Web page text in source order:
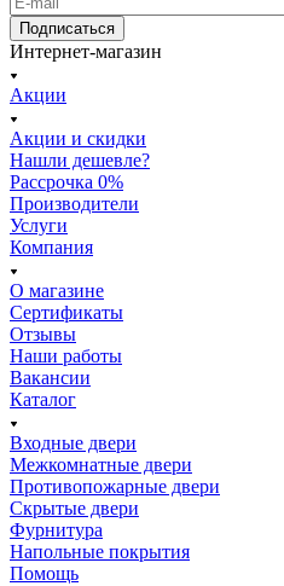
Подписаться
Интернет-магазин
Акции
Акции и скидки
Нашли дешевле?
Рассрочка 0%
Производители
Услуги
Компания
О магазине
Сертификаты
Отзывы
Наши работы
Вакансии
Каталог
Входные двери
Межкомнатные двери
Противопожарные двери
Скрытые двери
Фурнитура
Напольные покрытия
Помощь